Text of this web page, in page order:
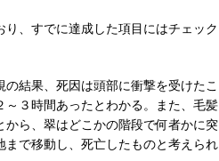
、すでに達成した項目にはチェック
結果、死因は頭部に衝撃を受けたこ
３時間あったとわかる。また、毛髪
ら、翠はどこかの階段で何者かに突
で移動し、死亡したものと考えられ